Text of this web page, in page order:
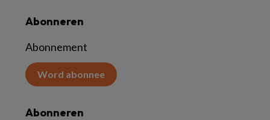
Abonneren
Abonnement
Word abonnee
Abonneren